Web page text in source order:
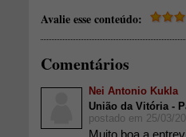
Avalie esse conteúdo:
Comentários
Nei Antonio Kukla
União da Vitória -
postado em 25/03/
Muito boa a